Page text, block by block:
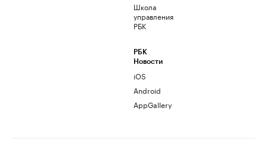
Школа
управления
РБК
РБК
Новости
iOS
Android
AppGallery